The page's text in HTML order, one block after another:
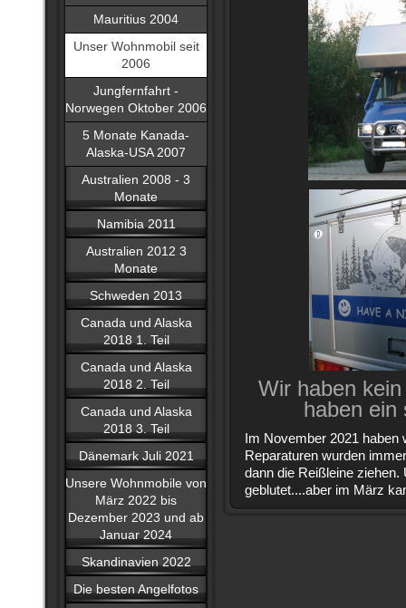
Mauritius 2004
Unser Wohnmobil seit
2006
Jungfernfahrt -
Norwegen Oktober 2006
5 Monate Kanada-
Alaska-USA 2007
Australien 2008 - 3
Monate
Namibia 2011
Australien 2012 3
Monate
Schweden 2013
Canada und Alaska
2018 1. Teil
Canada und Alaska
2018 2. Teil
Canada und Alaska
2018 3. Teil
Dänemark Juli 2021
Unsere Wohnmobile von
März 2022 bis
Dezember 2023 und ab
Januar 2024
Skandinavien 2022
Die besten Angelfotos
Wir haben
haben ein
Im November 2021
Reparaturen wurden
dann die Reißleine ziehen.
geblutet....aber im März